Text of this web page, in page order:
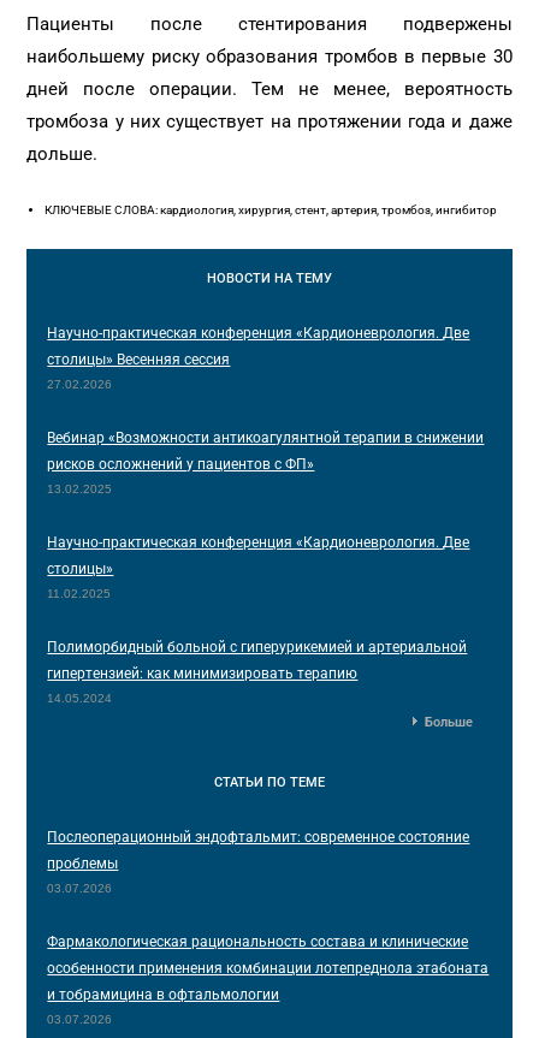
Пациенты после стентирования подвержены
наибольшему риску образования тромбов в первые 30
дней после операции. Тем не менее, вероятность
тромбоза у них существует на протяжении года и даже
дольше.
КЛЮЧЕВЫЕ СЛОВА: кардиология, хирургия, стент, артерия, тромбоз, ингибитор
НОВОСТИ НА ТЕМУ
Научно-практическая конференция «Кардионеврология. Две
столицы» Весенняя сессия
27.02.2026
Вебинар «Возможности антикоагулянтной терапии в снижении
рисков осложнений у пациентов с ФП»
13.02.2025
Научно-практическая конференция «Кардионеврология. Две
столицы»
11.02.2025
Полиморбидный больной с гиперурикемией и артериальной
гипертензией: как минимизировать терапию
14.05.2024
Больше
СТАТЬИ ПО ТЕМЕ
Послеоперационный эндофтальмит: современное состояние
проблемы
03.07.2026
Фармакологическая рациональность состава и клинические
особенности применения комбинации лотепреднола этабоната
и тобрамицина в офтальмологии
03.07.2026